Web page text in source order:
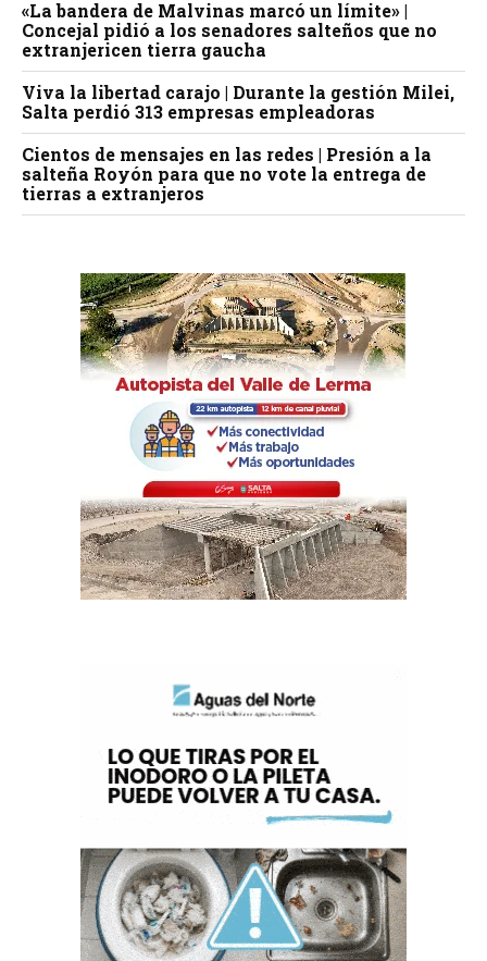
«La bandera de Malvinas marcó un límite» |
Concejal pidió a los senadores salteños que no
extranjericen tierra gaucha
Viva la libertad carajo | Durante la gestión Milei,
Salta perdió 313 empresas empleadoras
Cientos de mensajes en las redes | Presión a la
salteña Royón para que no vote la entrega de
tierras a extranjeros